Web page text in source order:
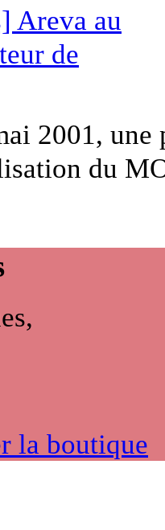
2001,
du
la boutique